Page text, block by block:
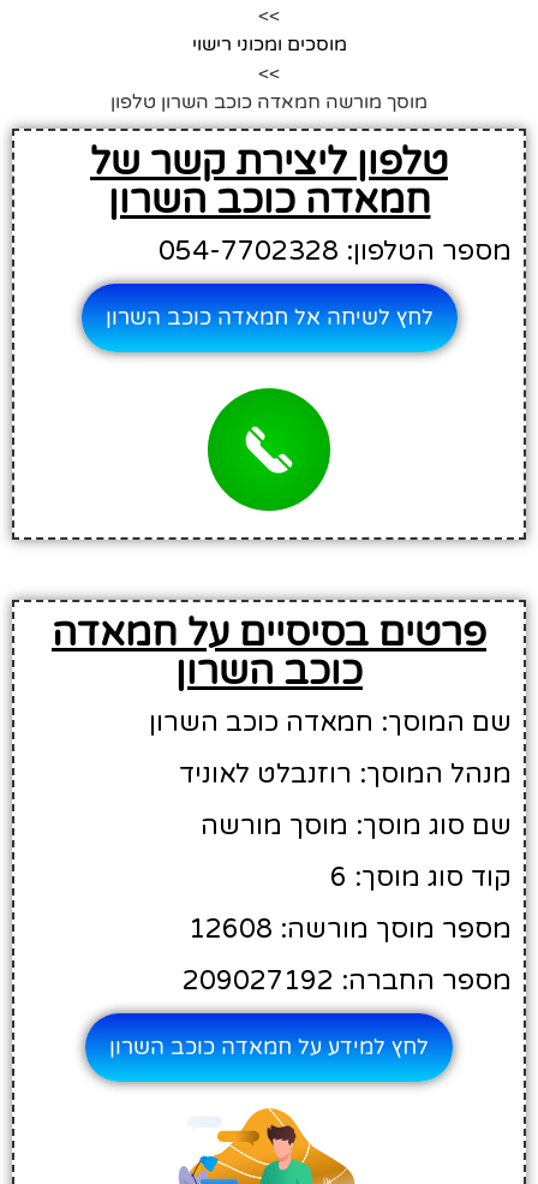
>>
מוסכים ומכוני רישוי
>>
מוסך מורשה חמאדה כוכב השרון טלפון
טלפון ליצירת קשר של
חמאדה כוכב השרון
מספר הטלפון: 054-7702328
לחץ לשיחה אל חמאדה כוכב השרון
פרטים בסיסיים על חמאדה
כוכב השרון
שם המוסך: חמאדה כוכב השרון
מנהל המוסך: רוזנבלט לאוניד
שם סוג מוסך: מוסך מורשה
קוד סוג מוסך: 6
מספר מוסך מורשה: 12608
מספר החברה: 209027192
לחץ למידע על חמאדה כוכב השרון